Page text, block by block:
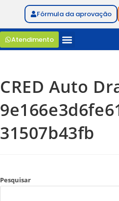
Fórmula da aprovação
Atendimento
CRED Auto
31507b43fb
Pesquisar